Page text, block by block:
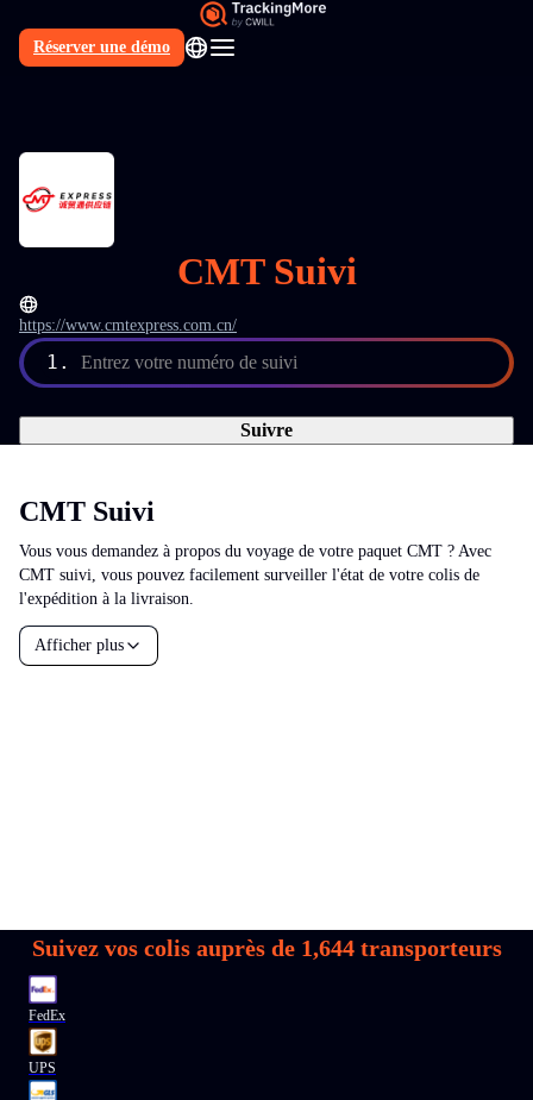
Réserver une démo
FR
CMT Suivi
https://www.cmtexpress.com.cn/
1. Entrez votre numéro de suivi
Suivre
CMT Suivi
Vous vous demandez à propos du voyage de votre paquet CMT ? Avec
CMT suivi, vous pouvez facilement surveiller l'état de votre colis de
l'expédition à la livraison.
Afficher plus
Suivez vos colis auprès de 1,644transporteurs
FedEx
UPS